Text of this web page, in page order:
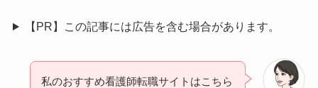
【PR】この記事には広告を含む場合があります。
私のおすすめ看護師転職サイトはこちら